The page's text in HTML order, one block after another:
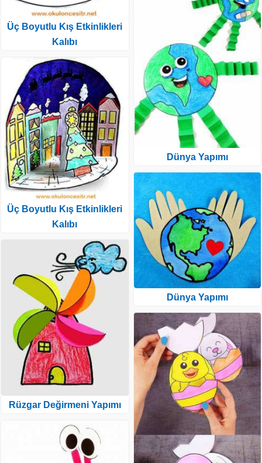
Üç Boyutlu Kış Etkinlikleri
Kalıbı
Üç Boyutlu Kış Etkinlikleri
Kalıbı
Rüzgar Değirmeni Yapımı
Dünya Yapımı
Dünya Yapımı